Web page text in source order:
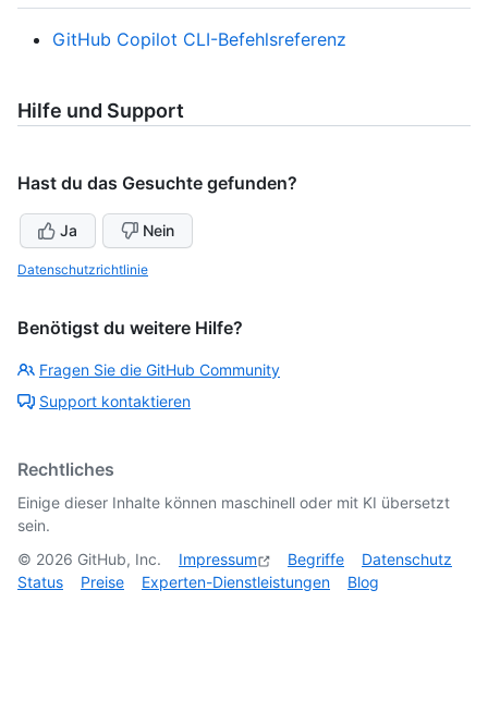
GitHub Copilot CLI-Befehlsreferenz
Hilfe und Support
Hast du das Gesuchte gefunden?
Ja Nein
Datenschutzrichtlinie
Benötigst du weitere Hilfe?
Fragen Sie die GitHub Community
Support kontaktieren
Rechtliches
Einige dieser Inhalte können maschinell oder mit KI übersetzt
sein.
© 2026 GitHub, Inc. Impressum Begriffe
Datenschutz
Status
Preise Experten-Dienstleistungen Blog